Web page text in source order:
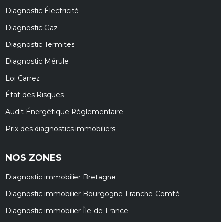
Diagnostic Électricité
Diagnostic Gaz
Diagnostic Termites
Diagnostic Mérule
Loi Carrez
État des Risques
Audit Énergétique Réglementaire
Prix des diagnostics immobiliers
NOS ZONES
Diagnostic immobilier Bretagne
Diagnostic immobilier Bourgogne-Franche-Comté
Diagnostic immobilier Île-de-France